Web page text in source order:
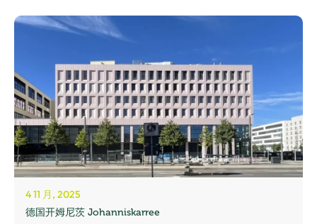
4 11 月, 2025
德国开姆尼茨 Johanniskarree